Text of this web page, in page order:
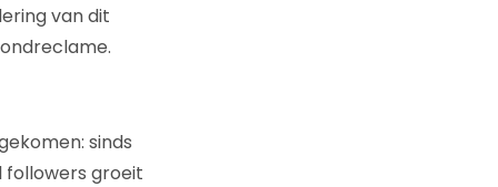
van dit
sinds
followers groeit